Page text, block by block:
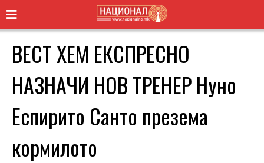
ВЕСТ ХЕМ ЕКСПРЕСНО
НАЗНАЧИ НОВ ТРЕНЕР Нунo
Еспирито Санто презема
кормилото